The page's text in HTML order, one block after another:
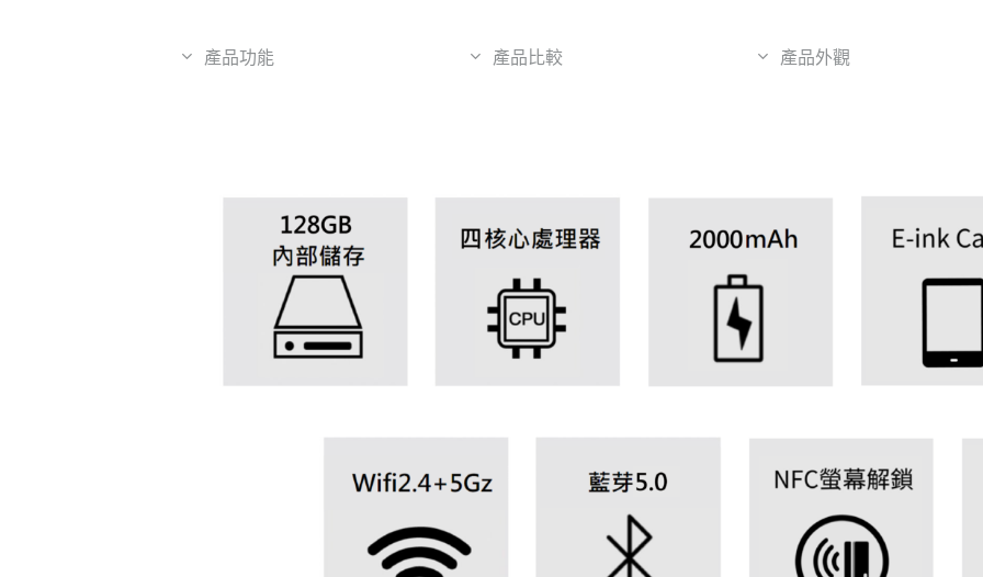
產品功能 產品比較 產品外觀